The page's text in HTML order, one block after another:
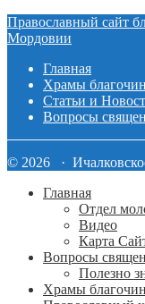
Православный сайт
Мордовии
Главная
Храмы
Статьи и
Вопросы
© 2026 ·
Главная
Отдел
Видео
Карта
Вопросы
Полезно
Храмы